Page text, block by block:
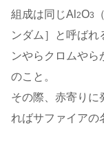
組成は同じAl 2O3
ンダム］と呼ばれ
ンやらクロムやら
のこと。
その際、赤寄りに
ればサファイアの